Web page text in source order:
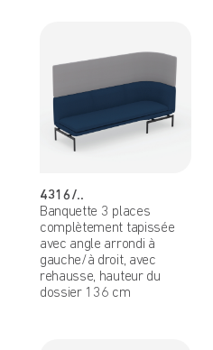
4316/..
Banquette 3 places
complètement tapissée
avec angle arrondi à
gauche/à droit, avec
rehausse, hauteur du
dossier 136 cm